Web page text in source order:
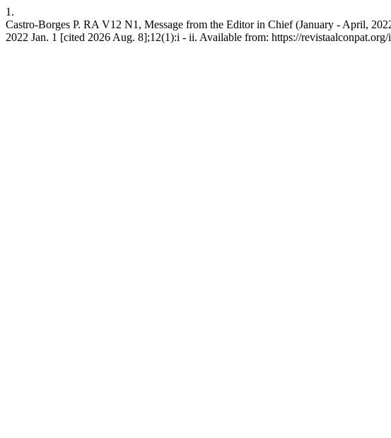
1.
Castro-Borges P. RA V12 N1, Message from the Editor in Chief (January - April,
2022 Jan. 1 [cited 2026 Aug. 8];12(1):i - ii. Available from: https://